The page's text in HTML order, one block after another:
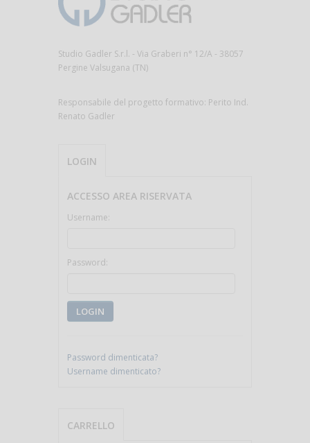
Studio Gadler S.r.l. - Via Graberi n° 12/A - 38057
Pergine Valsugana (TN)
Responsabile del progetto formativo: Perito Ind.
Renato Gadler
LOGIN
ACCESSO AREA RISERVATA
Username:
Password:
LOGIN
Password dimenticata?
Username dimenticato?
CARRELLO